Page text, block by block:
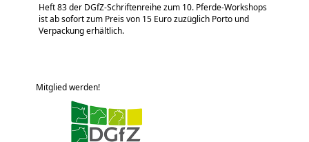
Heft 83 der DGfZ-Schriftenreihe zum 10. Pferde-Workshops
ist ab sofort zum Preis von 15 Euro zuzüglich Porto und
Verpackung erhältlich.
Mitglied werden!